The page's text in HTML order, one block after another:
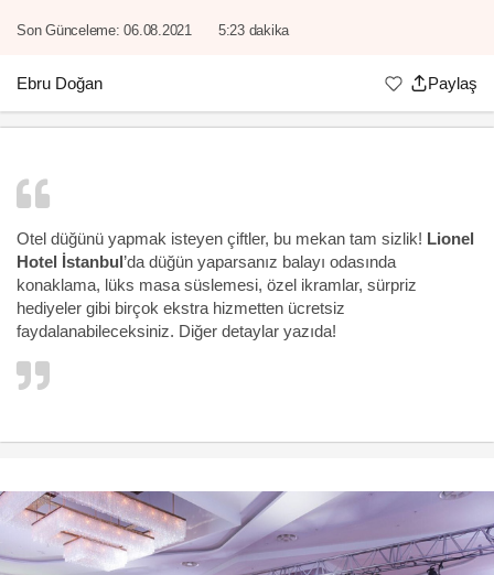
Son Günceleme: 06.08.2021 5:23 dakika
Ebru Doğan Paylaş
Otel düğünü yapmak isteyen çiftler, bu mekan tam sizlik! Lionel
Hotel İstanbul’da düğün yaparsanız balayı odasında
konaklama, lüks masa süslemesi, özel ikramlar, sürpriz
hediyeler gibi birçok ekstra hizmetten ücretsiz
faydalanabileceksiniz. Diğer detaylar yazıda!